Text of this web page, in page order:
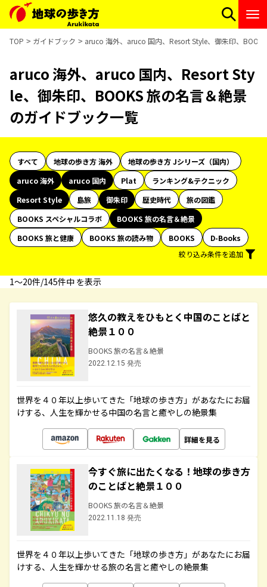
TOP ガイドブック aruco 海外、aruco 国内、Resort Style、御朱印、
aruco 海外、aruco 国内、Resort Sty
le、御朱印、BOOKS 旅の名言＆絶景
のガイドブック一覧
すべて 地球の歩き方 海外
地球の歩き方 Jシリーズ（国内）
aruco 海外
aruco 国内 Plat
ランキング&テクニック
Resort Style
島旅 御朱印 歴史時代
旅の図鑑
BOOKS スペシャルコラボ
BOOKS 旅の名言＆絶景
BOOKS 旅と健康
BOOKS 旅の読み物 BOOKS
D-Books
絞り込み条件を追加
1〜20件/145件中 を表示
悠久の教えをひもとく中国のことばと
絶景１００
BOOKS 旅の名言＆絶景
2022.12.15 発売
世界を４０年以上歩いてきた「地球の歩き方」があなたにお届
けする、人生を輝かせる中国の名言と癒やしの絶景集
詳細を見る
今すぐ旅に出たくなる！地球の歩き方
のことばと絶景１００
BOOKS 旅の名言＆絶景
2022.11.18 発売
世界を４０年以上歩いてきた「地球の歩き方」があなたにお届
けする、人生を輝かせる旅の名言と癒やしの絶景集